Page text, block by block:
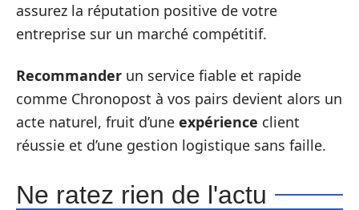
assurez la réputation positive de votre
entreprise sur un marché compétitif.
Recommander un service fiable et rapide
comme Chronopost à vos pairs devient alors un
acte naturel, fruit d’une expérience client
réussie et d’une gestion logistique sans faille.
Ne ratez rien de l'actu